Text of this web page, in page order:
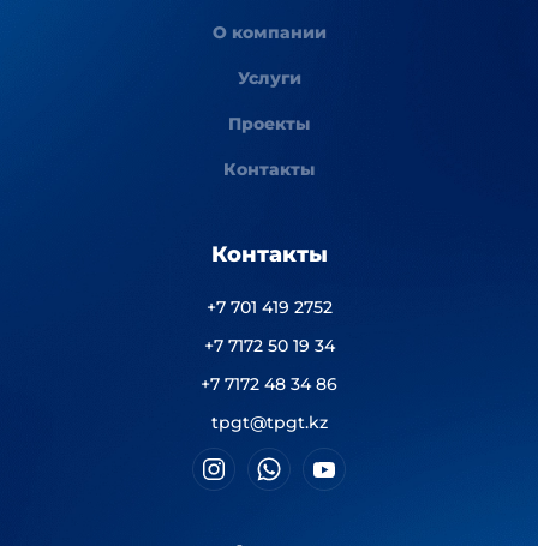
О компании
Услуги
Проекты
Контакты
Контакты
+7 701 419 2752
+7 7172 50 19 34
+7 7172 48 34 86
tpgt@tpgt.kz